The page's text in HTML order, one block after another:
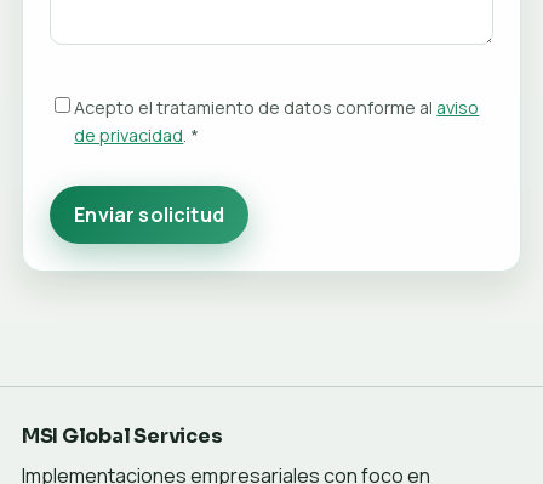
Acepto el tratamiento de datos conforme al aviso
de privacidad. *
Enviar solicitud
MSI Global Services
Implementaciones empresariales con foco en